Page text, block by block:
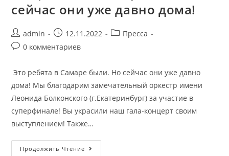
сейчас они уже давно дома!
admin 12.11.2022
Пресса
0 комментариев
Это ребята в Самаре были. Но сейчас они уже давно
дома! Мы благодарим замечательный оркестр имени
Леонида Болконского (г.Екатеринбург) за участие в
суперфинале! Вы украсили наш гала-концерт своим
выступлением! Также…
Продолжить Чтение